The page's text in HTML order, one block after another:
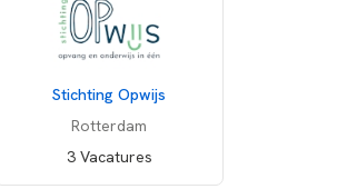
Stichting Opwijs
Rotterdam
3 Vacatures